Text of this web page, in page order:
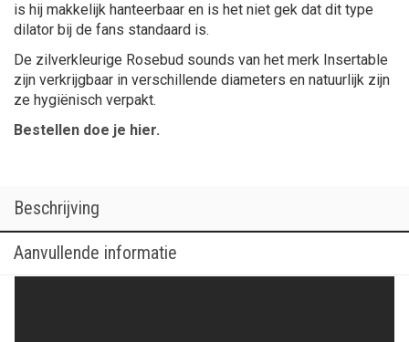
is hij makkelijk hanteerbaar en is het niet gek dat dit type
dilator bij de fans standaard is.
De zilverkleurige Rosebud sounds van het merk Insertable
zijn verkrijgbaar in verschillende diameters en natuurlijk zijn
ze hygiënisch verpakt.
Bestellen doe je hier.
Beschrijving
Aanvullende informatie